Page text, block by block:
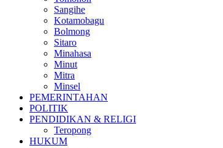
Sangihe
Kotamobagu
Bolmong
Sitaro
Minahasa
Minut
Mitra
Minsel
PEMERINTAHAN
POLITIK
PENDIDIKAN & RELIGI
Teropong
HUKUM